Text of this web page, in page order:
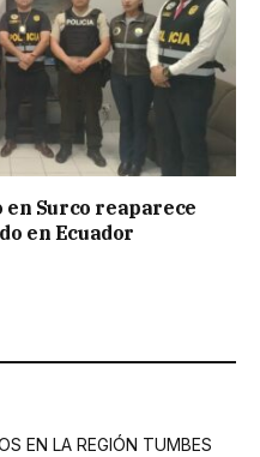
Surco reaparece
en Ecuador
EN LA REGIÓN TUMBES